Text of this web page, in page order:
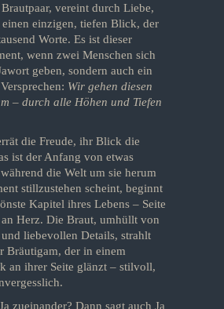
vereint durch Liebe,
einen einzigen, tiefen Blick, der
Worte. Es ist dieser
wenn zwei Menschen sich
geben, sondern auch ein
Wir gehen diesen
– durch alle Höhen und Tiefen
die Freude, ihr Blick die
ist der Anfang von etwas
die Welt um sie herum
stillzustehen scheint, beginnt
Kapitel ihres Lebens – Seite
an Herz. Die Braut, umhüllt von
liebevollen Details, strahlt
Bräutigam, der in einem
an ihrer Seite glänzt – stilvoll,
zueinander? Dann sagt auch Ja